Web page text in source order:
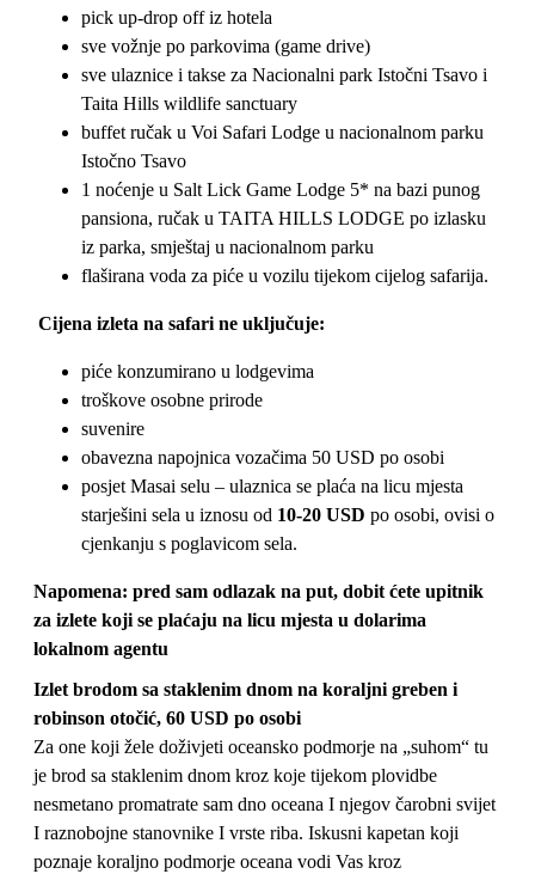
pick up-drop off iz hotela
sve vožnje po parkovima (game drive)
sve ulaznice i takse za Nacionalni park Istočni Tsavo i
Taita Hills wildlife sanctuary
buffet ručak u Voi Safari Lodge u nacionalnom parku
Istočno Tsavo
1 noćenje u Salt Lick Game Lodge 5* na bazi punog
pansiona, ručak u TAITA HILLS LODGE po izlasku
iz parka, smještaj u nacionalnom parku
flaširana voda za piće u vozilu tijekom cijelog safarija.
Cijena izleta na safari ne uključuje:
piće konzumirano u lodgevima
troškove osobne prirode
suvenire
obavezna napojnica vozačima 50 USD po osobi
posjet Masai selu – ulaznica se plaća na licu mjesta
starješini sela u iznosu od 10-20 USD po osobi, ovisi o
cjenkanju s poglavicom sela.
Napomena: pred sam odlazak na put, dobit ćete upitnik
za izlete koji se plaćaju na licu mjesta u dolarima
lokalnom agentu
Izlet brodom sa staklenim dnom na koraljni greben i
robinson otočić, 60 USD po osobi
Za one koji žele doživjeti oceansko podmorje na „suhom“ tu
je brod sa staklenim dnom kroz koje tijekom plovidbe
nesmetano promatrate sam dno oceana I njegov čarobni svijet
I raznobojne stanovnike I vrste riba. Iskusni kapetan koji
poznaje koraljno podmorje oceana vodi Vas kroz